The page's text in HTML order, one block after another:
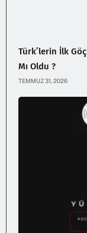
Türk’lerin İlk
Mı Oldu ?
TEMMUZ 31, 2026